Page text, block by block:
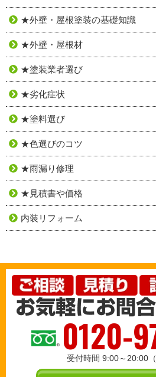
★外壁・屋根塗装の基礎知識
★外壁・屋根材
★塗装業者選び
★劣化症状
★塗料選び
★色選びのコツ
★雨漏り修理
★見積書や価格
内装リフォーム
0120-
受付時間 9:00～20:00（